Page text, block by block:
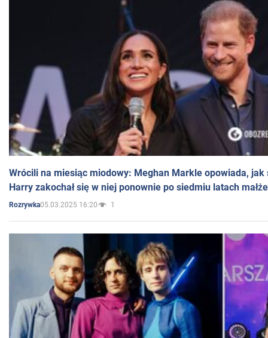
Wrócili na miesiąc miodowy: Meghan Markle opowiada, jak
Harry zakochał się w niej ponownie po siedmiu latach
Rozrywka05.03.2025 16:20 1